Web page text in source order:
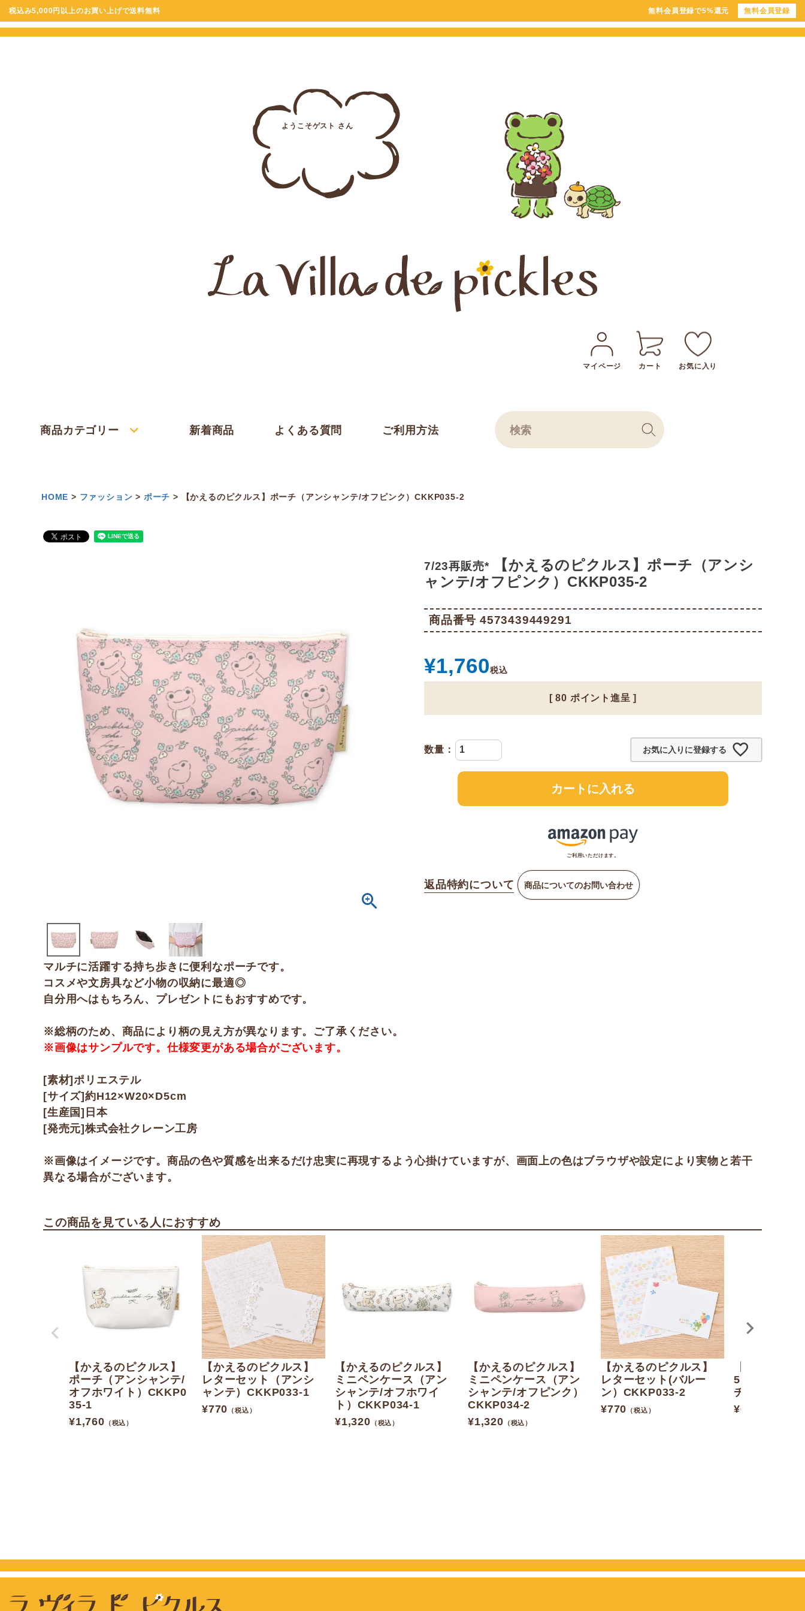
税込み5,000円以上のお買い上げで送料無料 無料会員登録で5%還元 無料会員登録
ようこそゲスト さん
マイページ カート お気に入り
商品カテゴリー 新着商品 よくある質問 ご利用方法
HOME ファッション ポーチ 【かえるのピクルス】ポーチ（アンシャンテ/オフピンク）CKKP035-2
7/23再販売*
【かえるのピクルス】ポーチ（アンシ
ャンテ/オフピンク）CKKP035-2
商品番号 4573439449291
¥1,760税込
[ 80 ポイント進呈 ]
お気に入りに登録する
カートに入れる
ご利用いただけます。
返品特約について 商品についてのお問い合わせ
マルチに活躍する持ち歩きに便利なポーチです。
コスメや文房具など小物の収納に最適◎
自分用へはもちろん、プレゼントにもおすすめです。
※総柄のため、商品により柄の見え方が異なります。ご了承ください。
※画像はサンプルです。仕様変更がある場合がございます。
[素材]ポリエステル
[サイズ]約H12×W20×D5cm
[生産国]日本
[発売元]株式会社クレーン工房
※画像はイメージです。商品の色や質感を出来るだけ忠実に再現するよう心掛けていますが、画面上の色はブラウザや設定により実物と若干
異なる場合がございます。
この商品を見ている人におすすめ
【かえるのピクルス】
ポーチ（アンシャンテ/
オフホワイト）CKKP0
35-1
¥1,760 （税込）
【かえるのピクルス】
レターセット（アンシ
ャンテ）CKKP033-1
¥770 （税込）
【かえるのピクルス】
ミニペンケース（アン
シャンテ/オフホワイ
ト）CKKP034-1
¥1,320 （税込）
【かえるのピクルス】
ミニペンケース（アン
シャンテ/オフピンク）
CKKP034-2
¥1,320 （税込）
【かえるのピクルス】
レターセット(バルー
ン）CKKP033-2
¥770 （税込）
5リングノー
チェック）
¥605